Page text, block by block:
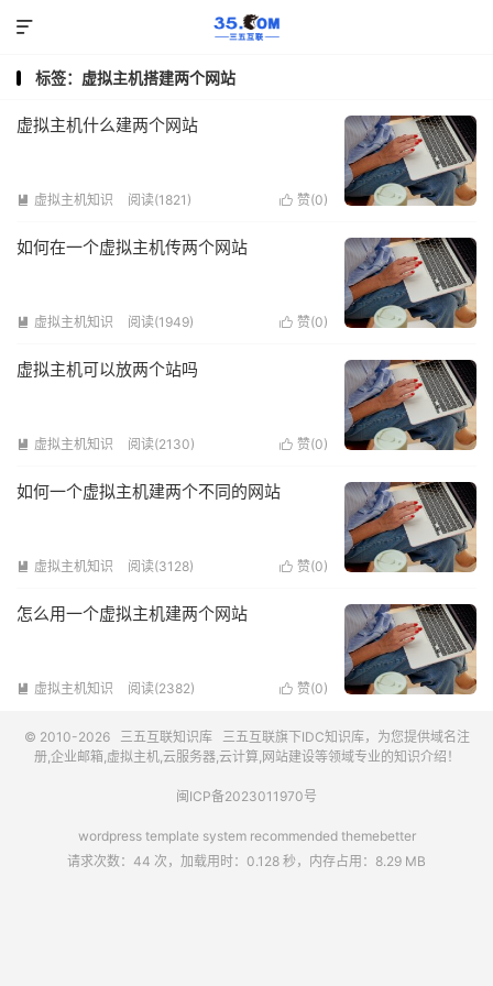

标签：虚拟主机搭建两个网站
虚拟主机什么建两个网站
 虚拟主机知识 阅读(1821)  赞(0)
如何在一个虚拟主机传两个网站
 虚拟主机知识 阅读(1949)  赞(0)
虚拟主机可以放两个站吗
 虚拟主机知识 阅读(2130)  赞(0)
如何一个虚拟主机建两个不同的网站
 虚拟主机知识 阅读(3128)  赞(0)
怎么用一个虚拟主机建两个网站
 虚拟主机知识 阅读(2382)  赞(0)
© 2010-2026 三五互联知识库 三五互联旗下IDC知识库，为您提供域名注
册,企业邮箱,虚拟主机,云服务器,云计算,网站建设等领域专业的知识介绍！
闽ICP备2023011970号
wordpress template system recommended themebetter
请求次数：44 次，加载用时：0.128 秒，内存占用：8.29 MB